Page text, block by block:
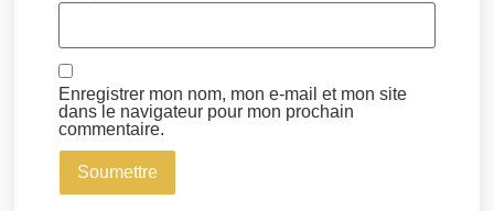
Enregistrer mon nom, mon e-mail et mon site
dans le navigateur pour mon prochain
commentaire.